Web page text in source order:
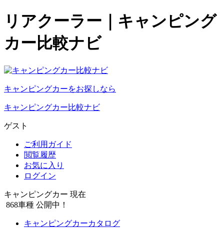
リアクーラー｜キャンピング
カー比較ナビ
キャンピングカーをお探しなら
キャンピングカー比較ナビ
ゲスト
ご利用ガイド
閲覧履歴
お気に入り
ログイン
キャンピングカー 現在
868車種 公開中！
キャンピングカーカタログ